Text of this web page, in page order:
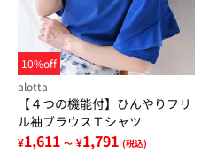
10%off
alotta
【４つの機能付】ひんやりフリ
ル袖ブラウスＴシャツ
¥1,611 ～ ¥1,791 (税込)